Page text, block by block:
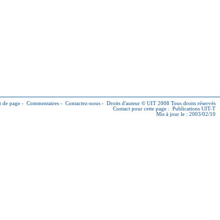
de page - Commentaires - Contactez-nous - Droits d'auteur © UIT 2008 Tous droits réservés
Contact pour cette page : Publications UIT-T
Mis à jour le : 2003/02/10